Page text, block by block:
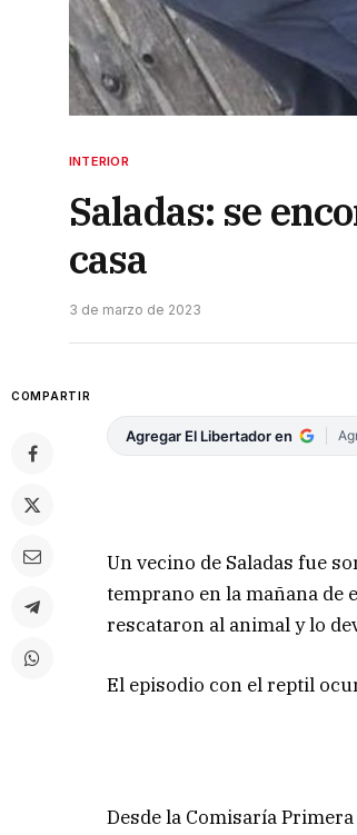
INTERIOR
Saladas: se
casa
3 de marzo de 2023
COMPARTIR
Agregar El Libertador en
Un vecino de Saladas fue
temprano en la mañana de
rescataron al animal y lo
El episodio con el reptil
Desde la Comisaría